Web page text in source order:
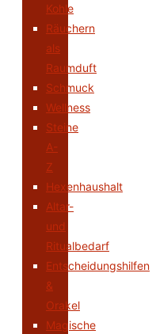
Kohle
Räuchern
als
Raumduft
Schmuck
Wellness
Steine
A-
Z
Hexenhaushalt
Altar-
und
Ritualbedarf
Entscheidungshilfen
&
Orakel
Magische